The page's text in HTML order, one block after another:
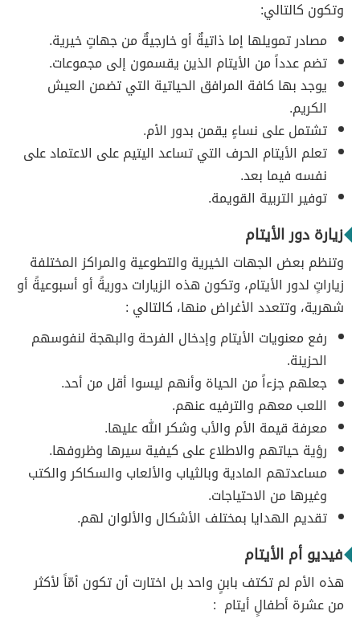
وتكون كالتالي:
مصادر تمويلها إما ذاتيةٌ أو خارجيةٌ من جهاتٍ خيرية.
تضم عدداً من الأيتام الذين يقسمون إلى مجموعات.
يوجد بها كافة المرافق الحياتية التي تضمن العيش
الكريم.
تشتمل على نساءٍ يقمن بدور الأم.
تعلم الأيتام الحرف التي تساعد اليتيم على الاعتماد على
نفسه فيما بعد.
توفير التربية القويمة.
زيارة دور الأيتام
وتنظم بعض الجهات الخيرية والتطوعية والمراكز المختلفة
زياراتٍ لدور الأيتام، وتكون هذه الزيارات دوريةً أو أسبوعيةً أو
شهرية، وتتعدد الأغراض منها، كالتالي :
رفع معنويات الأيتام وإدخال الفرحة والبهجة لنفوسهم
الحزينة.
جعلهم جزءاً من الحياة وأنهم ليسوا أقل من أحد.
اللعب معهم والترفيه عنهم.
معرفة قيمة الأم والأب وشكر الله عليها.
رؤية حياتهم والاطلاع على كيفية سيرها وظروفها.
مساعدتهم المادية وبالثياب والألعاب والسكاكر والكتب
وغيرها من الاحتياجات.
تقديم الهدايا بمختلف الأشكال والألوان لهم.
فيديو أم الأيتام
هذه الأم لم تكتف بابنٍ واحد بل اختارت أن تكون أمّاً لأكثر
من عشرة أطفالٍ أيتام :